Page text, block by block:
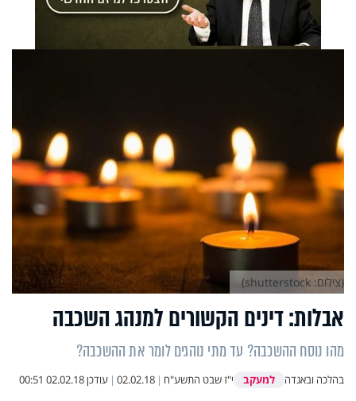
אבלות: דינים הקשורים למנהג השכבה
מהו נוסח ההשכבה? עד מתי נוהגים לומר את ההשכבה?
בהלכה ובאגדה למעקב י"ז שבט התשע"ח |
02.02.18
| עודכן02.02.18 00:51
(צילום: shutterstock)